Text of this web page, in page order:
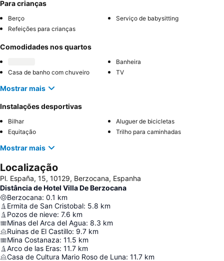
Para crianças
Berço
Serviço de babysitting
Refeições para crianças
Comodidades nos quartos
Banheira
Casa de banho com chuveiro
TV
Mostrar mais
Instalações desportivas
Bilhar
Aluguer de bicicletas
Equitação
Trilho para caminhadas
Mostrar mais
Localização
Pl. España, 15, 10129, Berzocana, Espanha
Distância de Hotel Villa De Berzocana
Berzocana: 0.1 km
Ermita de San Cristobal: 5.8 km
Pozos de nieve: 7.6 km
Minas del Arca del Agua: 8.3 km
Ruinas de El Castillo: 9.7 km
Mina Costanaza: 11.5 km
Arco de las Eras: 11.7 km
Casa de Cultura Mario Roso de Luna: 11.7 km